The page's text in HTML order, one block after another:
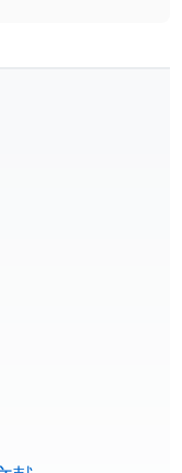
力、書き順
つツールを
検索
取り練習
語辞典、地
ァレンスツ
、発音記
学習ツール
類語辞典
語の手書き
ールです。
ツール
名前の読み
す。
覧と発音
など、楽し
です。
イトからで